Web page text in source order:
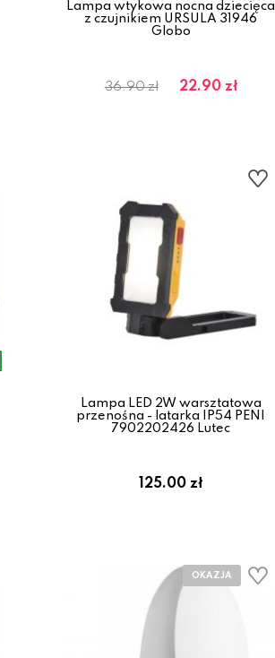
Lampa wtykowa nocna dziecięca
z czujnikiem URSULA 31946
Globo
36.90 zł 22.90 zł
Lampa LED 2W warsztatowa
przenośna - latarka IP54 PENI
7902202426 Lutec
125.00 zł